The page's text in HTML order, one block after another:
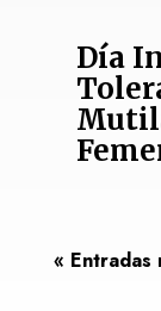
Día
« Entradas